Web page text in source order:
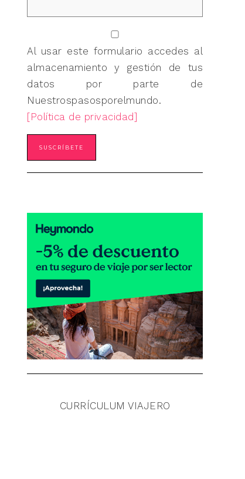
Al usar este formulario accedes al
almacenamiento y gestión de tus
datos por parte de
Nuestrospasosporelmundo.
[Política de privacidad]
CURRÍCULUM VIAJERO